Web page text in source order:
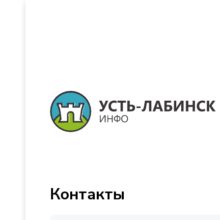
Контакты